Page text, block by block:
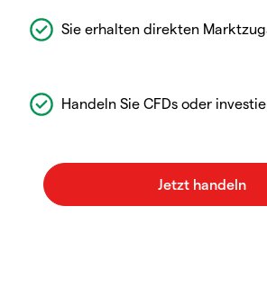
Sie erhalten direkten
Handeln Sie CFDs oder